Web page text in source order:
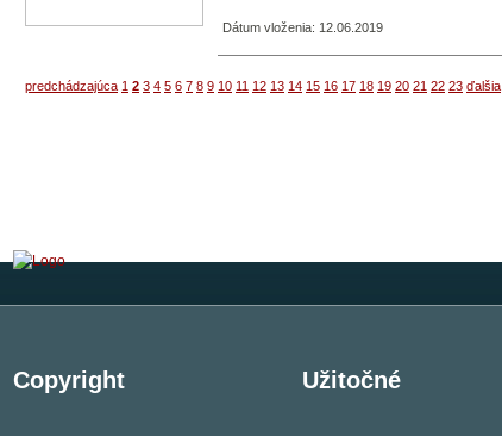
Dátum vloženia: 12.06.2019
predchádzajúca 1 2 3 4 5 6 7 8 9 10 11 12 13 14 15 16 17 18 19 20 21 22 23 ďalšia
Copyright Užitočné